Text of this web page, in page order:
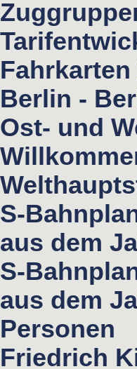
Fahrkarten
Berlin -
Ost- und
S-
aus dem
S-
aus dem
Personen
Friedrich